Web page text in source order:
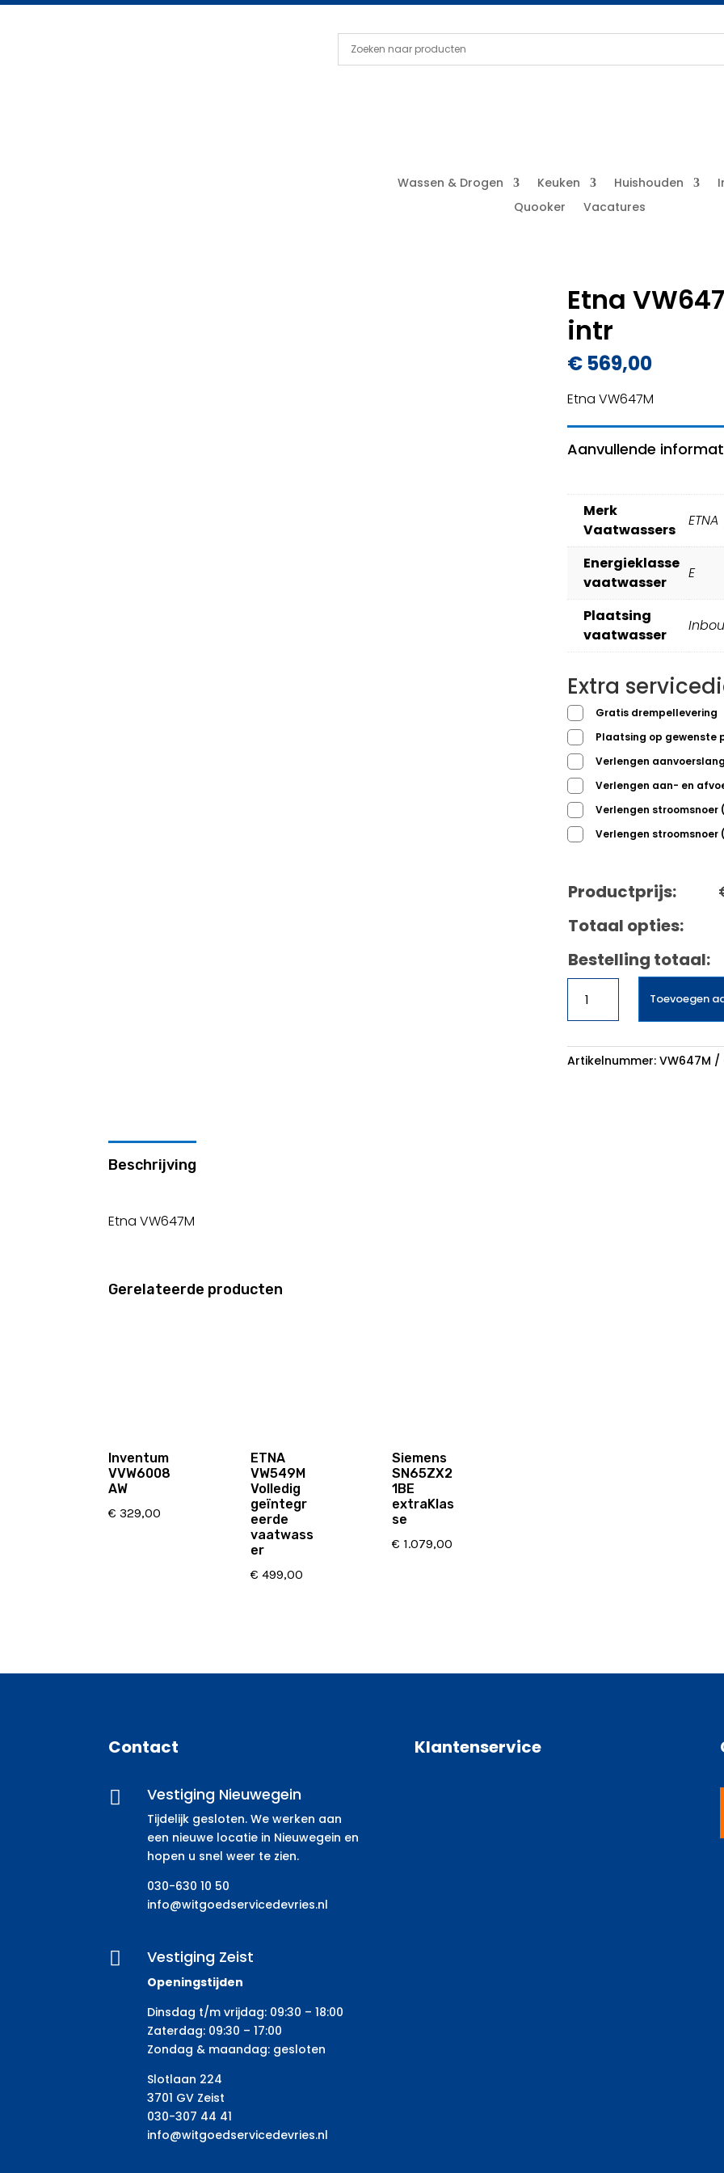
Wassen & Drogen Keuken Huishouden
Quooker
Vacatures
Etna
intr
€569,00
Etna VW647M
Aanvullende
Merk
Vaatwassers
ETNA
Energieklasse
vaatwasser
E
Plaatsing
vaatwasser
Extra
Gratis drempellevering
Plaatsing op gewenste
Verlengen aanvoerslang
Verlengen aan- en
Verlengen stroomsnoer (
Verlengen stroomsnoer (
Productprijs:
Totaal opties:
Bestelling totaal:
VW647M
vaatwasser
voll
intr
Toevoegen
Artikelnummer: VW647M
Beschrijving
Etna VW647M
Gerelateerde producten
Inventum
VVW6008
AW
€ 329,00
ETNA
VW549M
Volledig
geïntegr
eerde
vaatwass
er
€ 499,00
Siemens
SN65ZX2
1BE
extraKlas
se
€ 1.079,00
Contact
 Vestiging Nieuwegein
Tijdelijk gesloten. We werken aan
een nieuwe locatie in Nieuwegein en
hopen u snel weer te zien.
030-630 10 50
info@witgoedservicedevries.nl
 Vestiging Zeist
Openingstijden
Dinsdag t/m vrijdag: 09:30 – 18:00
Zaterdag: 09:30 – 17:00
Zondag & maandag: gesloten
Slotlaan 224
3701 GV Zeist
030-307 44 41
info@witgoedservicedevries.nl
Klantenservice